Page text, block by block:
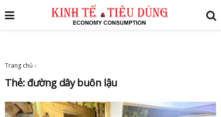
Trang chủ»
Thẻ: đường dây buôn lậu